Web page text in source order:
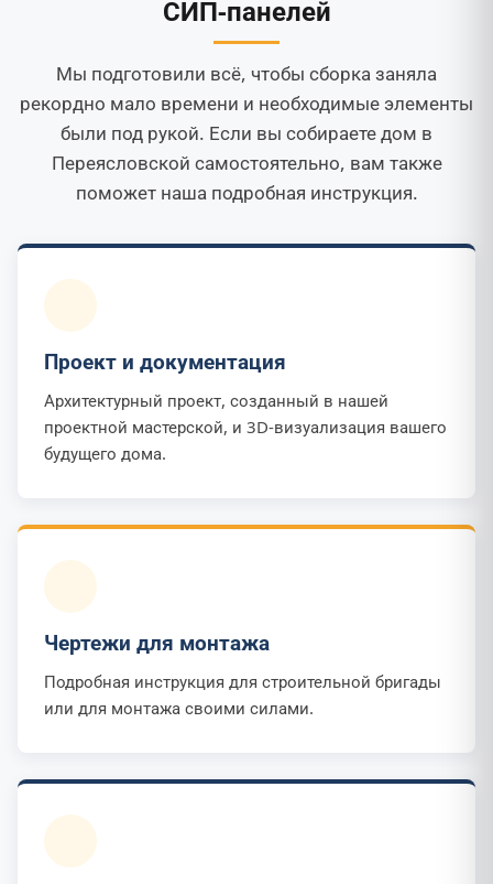
СИП-панелей
Мы подготовили всё, чтобы сборка заняла
рекордно мало времени и необходимые элементы
были под рукой. Если вы собираете дом в
Переясловской самостоятельно, вам также
поможет наша подробная инструкция.
Проект и документация
Архитектурный проект, созданный в нашей
проектной мастерской, и 3D-визуализация вашего
будущего дома.
Чертежи для монтажа
Подробная инструкция для строительной бригады
или для монтажа своими силами.